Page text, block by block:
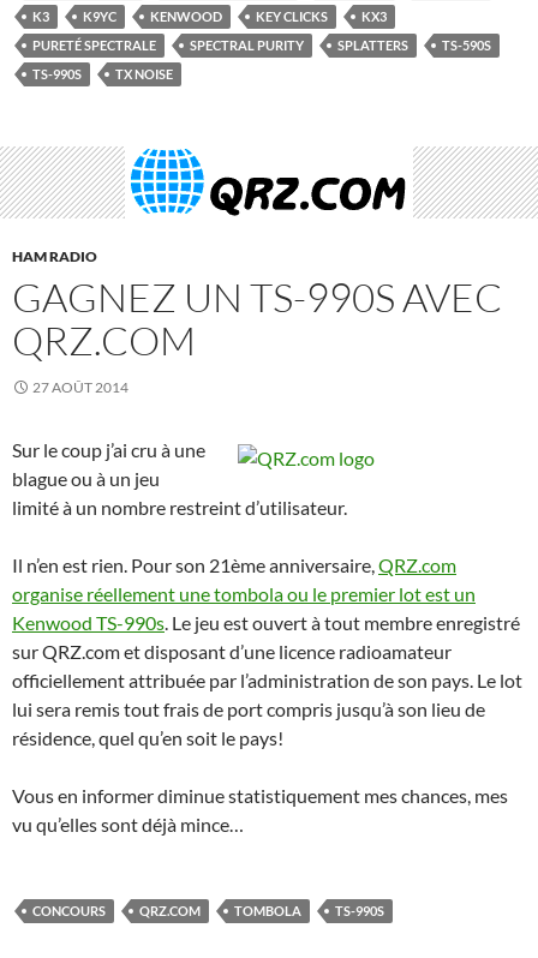
K3
K9YC KENWOOD KEY CLICKS
KX3
PURETÉ SPECTRALE
SPECTRAL PURITY SPLATTERS
TS-590S
TS-990S
TX NOISE
HAM RADIO
GAGNEZ UN TS-990S AVEC
QRZ.COM
27 AOÛT 2014
Sur le coup j’ai cru à une
blague ou à un jeu
limité à un nombre restreint d’utilisateur.
Il n’en est rien. Pour son 21ème anniversaire, QRZ.com
organise réellement une tombola ou le premier lot est un
Kenwood TS-990s . Le jeu est ouvert à tout membre enregistré
sur QRZ.com et disposant d’une licence radioamateur
officiellement attribuée par l’administration de son pays. Le lot
lui sera remis tout frais de port compris jusqu’à son lieu de
résidence, quel qu’en soit le pays!
Vous en informer diminue statistiquement mes chances, mes
vu qu’elles sont déjà mince…
CONCOURS QRZ.COM TOMBOLA TS-990S